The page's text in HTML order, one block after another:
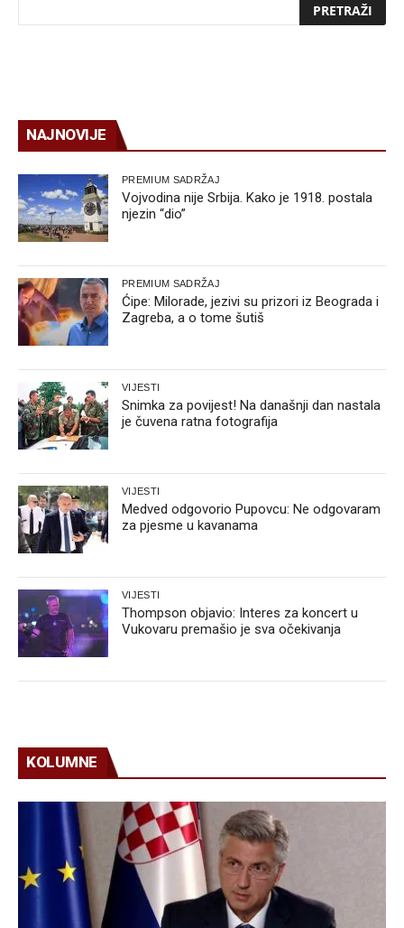
NAJNOVIJE
PREMIUM SADRŽAJ
Vojvodina nije Srbija. Kako je 1918. postala
njezin “dio”
PREMIUM SADRŽAJ
Ćipe: Milorade, jezivi su prizori iz Beograda i
Zagreba, a o tome šutiš
VIJESTI
Snimka za povijest! Na današnji dan nastala
je čuvena ratna fotografija
VIJESTI
Medved odgovorio Pupovcu: Ne odgovaram
za pjesme u kavanama
VIJESTI
Thompson objavio: Interes za koncert u
Vukovaru premašio je sva očekivanja
KOLUMNE